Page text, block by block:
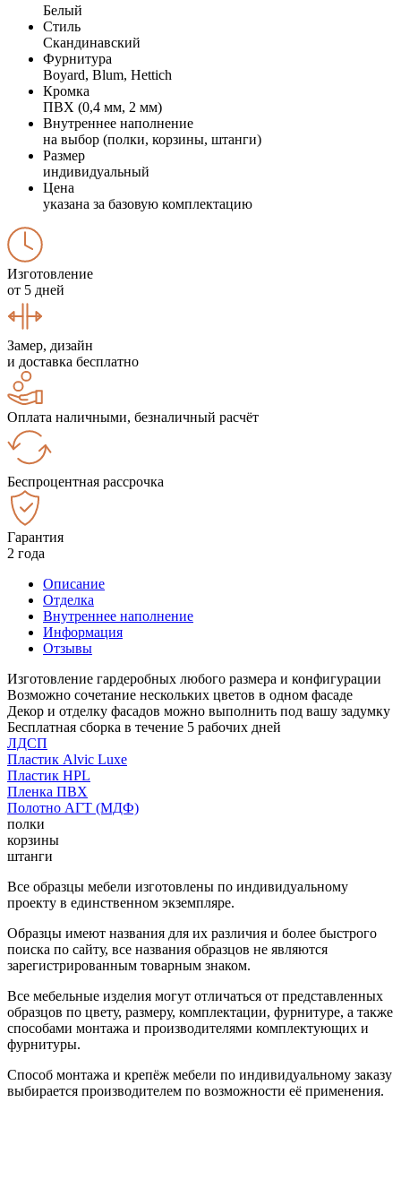
Белый
Стиль
Скандинавский
Фурнитура
Boyard, Blum, Hettich
Кромка
ПВХ (0,4 мм, 2 мм)
Внутреннее наполнение
на выбор (полки, корзины, штанги)
Размер
индивидуальный
Цена
указана за базовую комплектацию
Изготовление
от 5 дней
Замер, дизайн
и доставка бесплатно
Оплата наличными, безналичный расчёт
Беспроцентная рассрочка
Гарантия
2 года
Описание
Отделка
Внутреннее наполнение
Информация
Отзывы
Изготовление гардеробных любого размера и конфигурации
Возможно сочетание нескольких цветов в одном фасаде
Декор и отделку фасадов можно выполнить под вашу задумку
Бесплатная сборка в течение 5 рабочих дней
ЛДСП
Пластик Alvic Luxe
Пластик HPL
Пленка ПВХ
Полотно АГТ (МДФ)
полки
корзины
штанги
Все образцы мебели изготовлены по индивидуальному
проекту в единственном экземпляре.
Образцы имеют названия для их различия и более быстрого
поиска по сайту, все названия образцов не являются
зарегистрированным товарным знаком.
Все мебельные изделия могут отличаться от представленных
образцов по цвету, размеру, комплектации, фурнитуре, а также
способами монтажа и производителями комплектующих и
фурнитуры.
Способ монтажа и крепёж мебели по индивидуальному заказу
выбирается производителем по возможности её применения.